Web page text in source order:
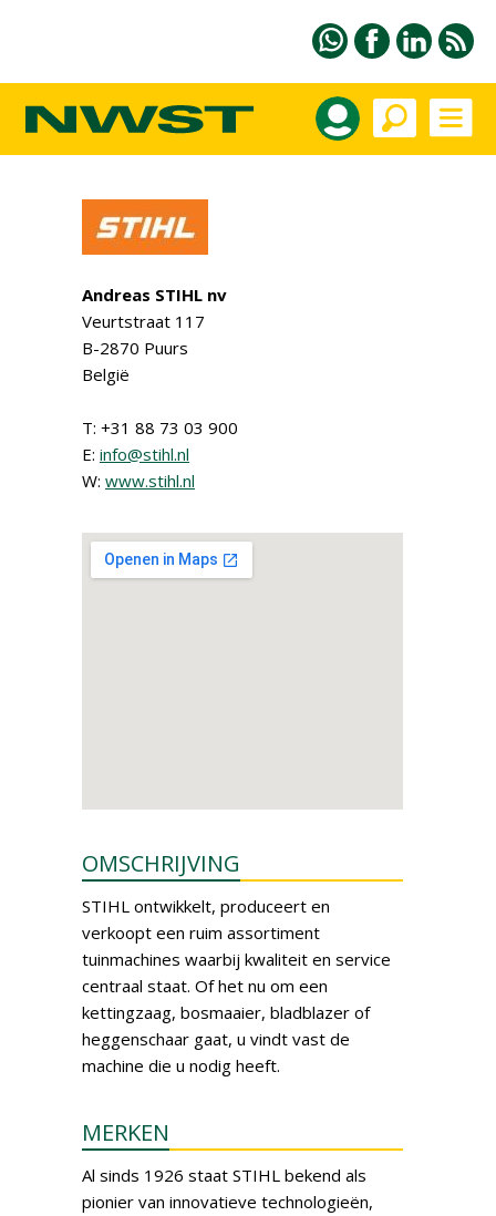
Andreas STIHL nv
Veurtstraat 117
B-2870 Puurs
België
T: +31 88 73 03 900
E: info@stihl.nl
W: www.stihl.nl
OMSCHRIJVING
STIHL ontwikkelt, produceert en
verkoopt een ruim assortiment
tuinmachines waarbij kwaliteit en service
centraal staat. Of het nu om een
kettingzaag, bosmaaier, bladblazer of
heggenschaar gaat, u vindt vast de
machine die u nodig heeft.
MERKEN
Al sinds 1926 staat STIHL bekend als
pionier van innovatieve technologieën,